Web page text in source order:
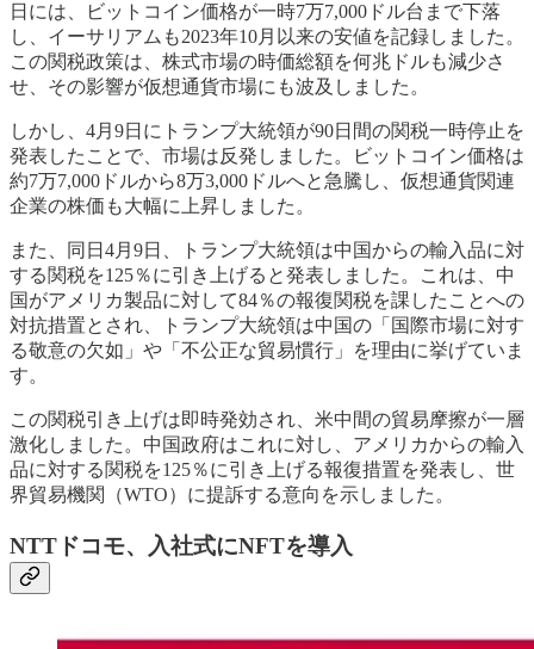
日には、ビットコイン価格が一時7万7,000ドル台まで下落
し、イーサリアムも2023年10月以来の安値を記録しました。
この関税政策は、株式市場の時価総額を何兆ドルも減少さ
せ、その影響が仮想通貨市場にも波及しました。
しかし、4月9日にトランプ大統領が90日間の関税一時停止を
発表したことで、市場は反発しました。ビットコイン価格は
約7万7,000ドルから8万3,000ドルへと急騰し、仮想通貨関連
企業の株価も大幅に上昇しました。
また、同日4月9日、トランプ大統領は中国からの輸入品に対
する関税を125％に引き上げると発表しました。これは、中
国がアメリカ製品に対して84％の報復関税を課したことへの
対抗措置とされ、トランプ大統領は中国の「国際市場に対す
る敬意の欠如」や「不公正な貿易慣行」を理由に挙げていま
す。
この関税引き上げは即時発効され、米中間の貿易摩擦が一層
激化しました。中国政府はこれに対し、アメリカからの輸入
品に対する関税を125％に引き上げる報復措置を発表し、世
界貿易機関（WTO）に提訴する意向を示しました。
NTTドコモ、入社式にNFTを導入